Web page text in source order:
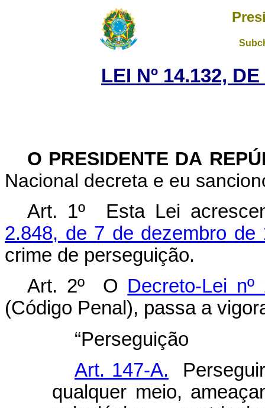
LEI Nº 14.132,
O PRESIDENTE DA
Nacional decreta e eu
Art. 1º Esta Lei
2.848, de 7 de dezembro de
crime de perseguição.
Art. 2º
O Decreto-Lei
(Código Penal), passa a
“Perseguição
Art. 147-A.
qualquer meio,